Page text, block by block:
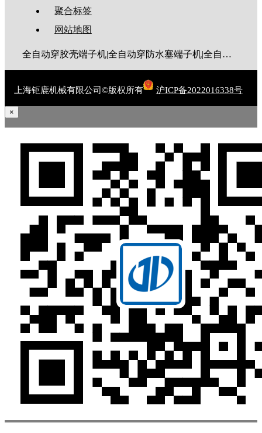
聚合标签
网站地图
全自动穿胶壳端子机|全自动穿防水塞端子机|全自动穿热缩管端子机|全自动穿护套端子机|全自动穿号码管端子机|全自动端子机|全自动穿防水栓端子机|端子压着机|端子压接机|静音端子机|多芯线端子机|护套线端子机|全自动排线端子机|新能源大平方压接机|电脑剥线机|自动剥线机|裁线机|剥线机
上海钜鹿机械有限公司©版权所有 沪ICP备2022016338号
×